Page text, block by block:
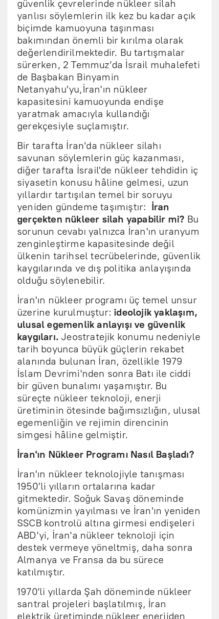
güvenlik çevrelerinde nükleer silah
yanlısı söylemlerin ilk kez bu kadar açık
biçimde kamuoyuna taşınması
bakımından önemli bir kırılma olarak
değerlendirilmektedir. Bu tartışmalar
sürerken, 2 Temmuz’da İsrail muhalefeti
de Başbakan Binyamin
Netanyahu'yu,İran'ın nükleer
kapasitesini kamuoyunda endişe
yaratmak amacıyla kullandığı
gerekçesiyle suçlamıştır.
Bir tarafta İran'da nükleer silahı
savunan söylemlerin güç kazanması,
diğer tarafta İsrail'de nükleer tehdidin iç
siyasetin konusu hâline gelmesi, uzun
yıllardır tartışılan temel bir soruyu
yeniden gündeme taşımıştır: İran
gerçekten nükleer silah yapabilir mi? Bu
sorunun cevabı yalnızca İran'ın uranyum
zenginleştirme kapasitesinde değil
ülkenin tarihsel tecrübelerinde, güvenlik
kaygılarında ve dış politika anlayışında
olduğu söylenebilir.
İran'ın nükleer programı üç temel unsur
üzerine kurulmuştur: ideolojik yaklaşım,
ulusal egemenlik anlayışı ve güvenlik
kaygıları. Jeostratejik konumu nedeniyle
tarih boyunca büyük güçlerin rekabet
alanında bulunan İran, özellikle 1979
İslam Devrimi'nden sonra Batı ile ciddi
bir güven bunalımı yaşamıştır. Bu
süreçte nükleer teknoloji, enerji
üretiminin ötesinde bağımsızlığın, ulusal
egemenliğin ve rejimin direncinin
simgesi hâline gelmiştir.
İran'ın Nükleer Programı Nasıl Başladı?
İran'ın nükleer teknolojiyle tanışması
1950’li yılların ortalarına kadar
gitmektedir. Soğuk Savaş döneminde
komünizmin yayılması ve İran'ın yeniden
SSCB kontrolü altına girmesi endişeleri
ABD'yi, İran'a nükleer teknoloji için
destek vermeye yöneltmiş, daha sonra
Almanya ve Fransa da bu sürece
katılmıştır.
1970'li yıllarda Şah döneminde nükleer
santral projeleri başlatılmış, İran
elektrik üretiminde nükleer enerjiden